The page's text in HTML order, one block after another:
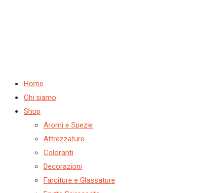
Home
Chi siamo
Shop
Aromi e Spezie
Attrezzature
Coloranti
Decorazioni
Farciture e Glassature